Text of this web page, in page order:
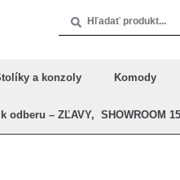
a konzoly Komody
odberu – ZĽAVY, SHOWROOM